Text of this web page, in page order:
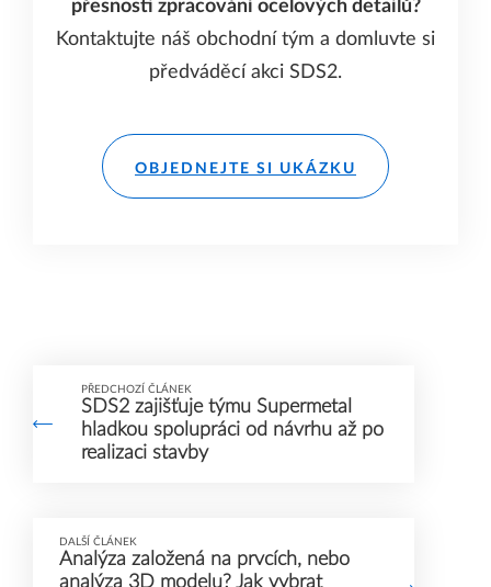
přesnosti zpracování ocelových detailů?
Kontaktujte náš obchodní tým a domluvte si
předváděcí akci SDS2.
OBJEDNEJTE SI UKÁZKU
PŘEDCHOZÍ ČLÁNEK
SDS2 zajišťuje týmu Supermetal
hladkou spolupráci od návrhu až po
realizaci stavby
DALŠÍ ČLÁNEK
Analýza založená na prvcích, nebo
analýza 3D modelu? Jak vybrat